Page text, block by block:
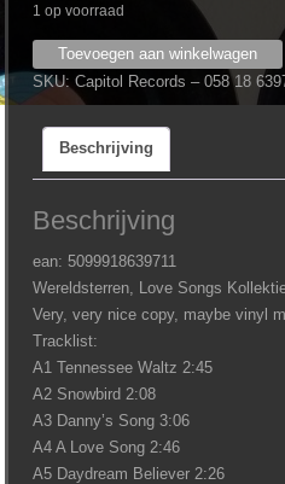
1 op voorraad
Anne
Murray
‎–
Grootste
aantal
Toevoegen aan winkelwagen
SKU:Capitol Records ‎– 058 18
Beschrijving
Beschrijving
ean: 5099918639711
Wereldsterren, Love Songs
Very, very nice copy, maybe vinyl
Tracklist:
A1 Tennessee Waltz 2:45
A2 Snowbird 2:08
A3 Danny’s Song 3:06
A4 A Love Song 2:46
A5 Daydream Believer 2:26